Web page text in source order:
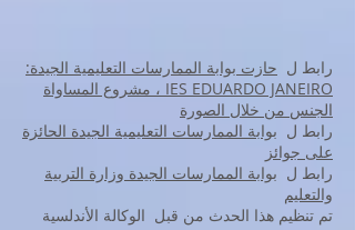
رابط ل حازت بوابة الممارسات التعليمية الجيدة:
IES EDUARDO JANEIRO ، مشروع المساواة
الجنس من خلال الصورة
رابط ل بوابة الممارسات التعليمية الجيدة الحائزة
على جوائز
رابط ل بوابة الممارسات الجيدة وزارة التربية
والتعليم
تم تنظيم هذا الحدث من قبل الوكالة الأندلسية